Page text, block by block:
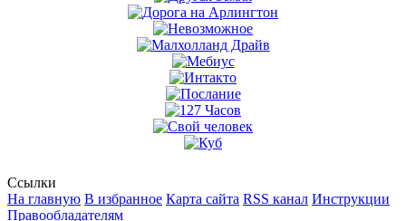
Ссылки
На главную В избранное Карта сайта RSS канал Инструкции
Правообладателям